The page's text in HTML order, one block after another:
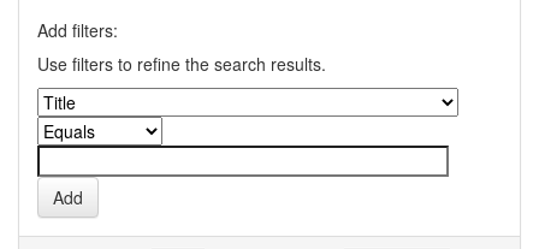
Add filters:
Use filters to refine the search results.